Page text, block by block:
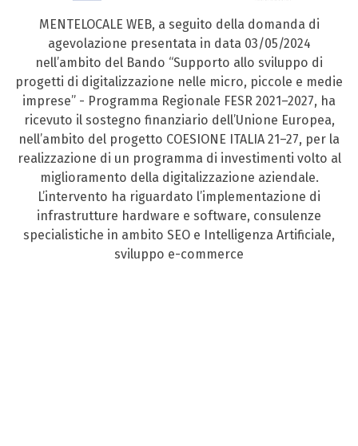
MENTELOCALE WEB, a seguito della domanda di
agevolazione presentata in data 03/05/2024
nell’ambito del Bando “Supporto allo sviluppo di
progetti di digitalizzazione nelle micro, piccole e medie
imprese” - Programma Regionale FESR 2021–2027, ha
ricevuto il sostegno finanziario dell’Unione Europea,
nell’ambito del progetto COESIONE ITALIA 21–27, per la
realizzazione di un programma di investimenti volto al
miglioramento della digitalizzazione aziendale.
L’intervento ha riguardato l’implementazione di
infrastrutture hardware e software, consulenze
specialistiche in ambito SEO e Intelligenza Artificiale,
sviluppo e-commerce